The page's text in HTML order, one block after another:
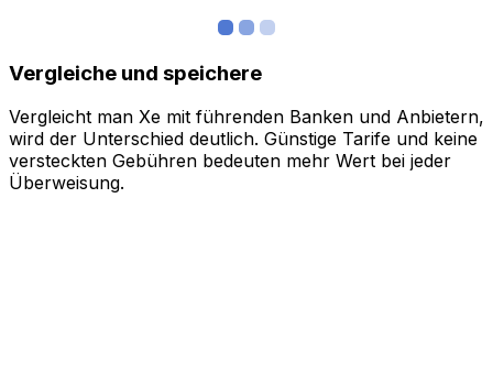
Vergleiche und speichere
Vergleicht man Xe mit führenden Banken und Anbietern,
wird der Unterschied deutlich. Günstige Tarife und keine
versteckten Gebühren bedeuten mehr Wert bei jeder
Überweisung.